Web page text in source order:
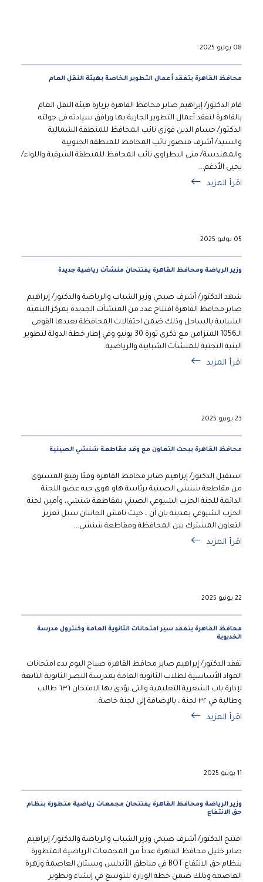
08 يوليو 2025
محافظ القاهرة يتفقد أعمال التطوير الخاصة بهيئة النقل العام
قام الدكتور/ إبراهيم صابر محافظ القاهرة بزيارة هيئة النقل العام
بالقاهرة لتفقد أعمال التطوير الجارية بها ورافق سيادته فى جولته
الدكتور/ حسام الدين فوزى نائب المحافظ للمنطقة الشمالية
والسيد/ أشرف منصور نائب المحافظ للمنطقة الجنوبية
والمهندسة/ منى البطراوى نائب المحافظ للمنطقة الشرقية واللواء/
يحيى الأدغم...
اقرأ المزيد
05 يوليو 2025
وزير الرياضة ومحافظ القاهرة يفتتحان منشآت رياضية جديدة
شهد الدكتور/ أشرف صبحي وزير الشباب والرياضة والدكتور/ إبراهيم
صابر محافظ القاهرة افتتاح عدد من المنشآت الجديدة بمركز التنمية
الشبابية بالساحل وذلك ضمن احتفالات المحافظة بعيدها القومي
الـ1056 المتزامن مع ذكرى ثورة 30 يونيو وفي إطار خطة الدولة لتطوير
البنية التحتية للمنشآت الشبابية والرياضية.
اقرأ المزيد
23 يونيو 2025
محافظ القاهرة يبحث التعاون مع وفد مقاطعة شنشي الصينية
استقبل الدكتور/ إبراهيم صابر محافظ القاهرة وفدًا رفيع المستوى
من مقاطعة شنشي الصينية برئاسة هاو هوي جيه عضو اللجنة
الدائمة للجنة الحزب الشيوعي الصيني بمقاطعة شنشي، وأمين لجنة
الحزب الشيوعي بمدينة يان آن ، حيث ناقش الجانبان سبل تعزيز
التعاون المشترك بين المحافظة ومقاطعة شنشي...
اقرأ المزيد
22 يونيو 2025
محافظ القاهرة يتفقد سير امتحانات الثانوية العامة وكنترول مدرسة
الخديوية
تفقد الدكتور/ إبراهيم صابر محافظ القاهرة صباح اليوم بدء امتحانات
المواد الأساسية لطلاب الثانوية العامة بمدرسة النصر الثانوية التابعة
لإدارة باب الشعرية التعليمية والتى يؤدي بها الامتحان ٦٣٦ طالب
وطالبة في ٣٢ لجنة ، بالإضافة إلى لجنة خاصة.
اقرأ المزيد
11 يونيو 2025
وزير الرياضة ومحافظ القاهرة يفتتحان مجمعات رياضية متطورة بنظام
حق الانتفاع
افتتح الدكتور/ أشرف صبحي وزير الشباب والرياضة والدكتور/ إبراهيم
صابر خليل محافظ القاهرة عدداً من المجمعات الرياضية المتطورة
بنظام حق الانتفاع BOT في مناطق الأندلس وبستان العاصمة وزهرة
العاصمة وذلك ضمن خطة الوزارة للتوسع في إنشاء وتطوير